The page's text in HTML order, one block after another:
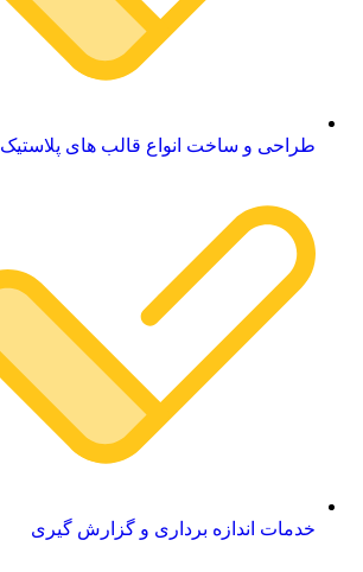
طراحی و ساخت انواع قالب های پلاستیک
خدمات اندازه برداری و گزارش گیری